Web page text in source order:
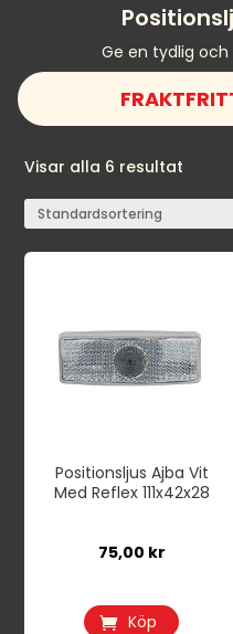
Ge en tydlig och
Visar alla 6 resultat
Positionsljus Ajba Vit
Med Reflex 111x42x28
75,00 kr
Köp